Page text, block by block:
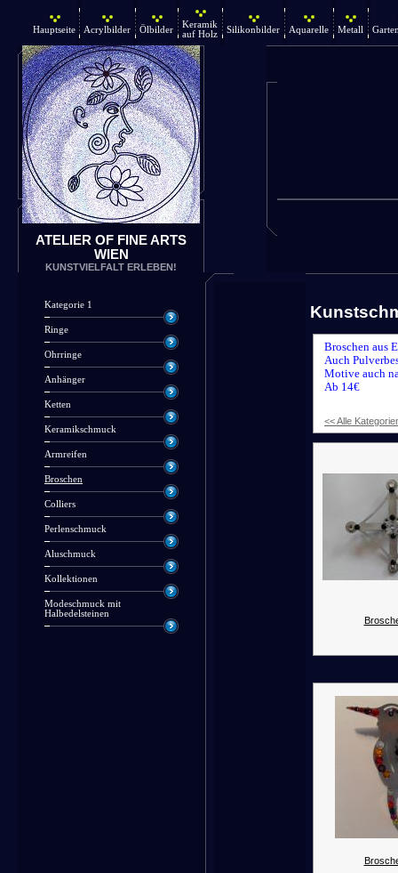
Hauptseite Acrylbilder Ölbilder
Keramik
auf Holz
Silikonbilder Aquarelle Metall
ATELIER OF FINE ARTS
WIEN
KUNSTVIELFALT ERLEBEN!
Kategorie 1
Ringe
Ohrringe
Anhänger
Ketten
Keramikschmuck
Armreifen
Broschen
Colliers
Perlenschmuck
Aluschmuck
Kollektionen
Modeschmuck mit
Halbedelsteinen
Broschen aus
Auch
Motive auch
Ab 14€
<< Alle